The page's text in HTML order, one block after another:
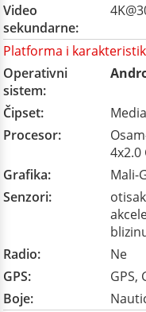
Video
sekundarne:
Platforma i
Operativni
sistem:
Čipset:
Procesor:
4x2.0
Grafika:
Mali-
Senzori:
Radio:
Ne
GPS:
GPS,
Boje: